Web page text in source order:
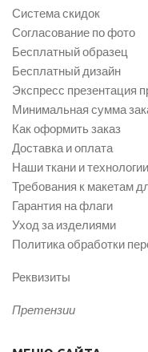
Система скидок
Согласование по фото
Бесплатный образец
Бесплатный дизайн
Экспресс презентация
Минимальная сумма
Как оформить заказ
Доставка и оплата
Наши ткани и
Требования к макетам
Гарантия на флаги
Уход за изделиями
Политика обработки
Реквизиты
Претензии